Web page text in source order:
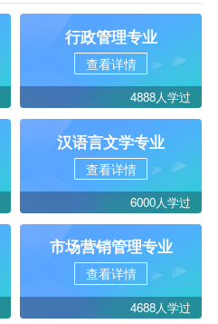
行政管理专业
查看详情
4888人学过
汉语言文学专业
查看详情
6000人学过
市场营销管理专业
查看详情
4688人学过